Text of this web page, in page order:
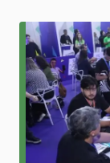
Inovação
Período
Todos os
Na